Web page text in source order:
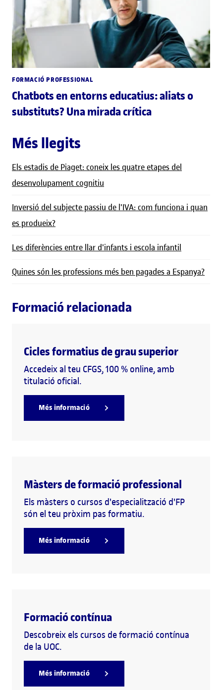
FORMACIÓ PROFESSIONAL
Chatbots en entorns educatius: aliats o
substituts? Una mirada crítica
Més llegits
Els estadis de Piaget: coneix les quatre etapes del
desenvolupament cognitiu
Inversió del subjecte passiu de l'IVA: com funciona i quan
es produeix?
Les diferències entre llar d'infants i escola infantil
Quines són les professions més ben pagades a Espanya?
Formació relacionada
Cicles formatius de grau superior
Accedeix al teu CFGS, 100 % online, amb
titulació oficial.
Més informació
Màsters de formació professional
Els màsters o cursos d'especialització d'FP
són el teu pròxim pas formatiu.
Més informació
Formació contínua
Descobreix els cursos de formació contínua
de la UOC.
Més informació